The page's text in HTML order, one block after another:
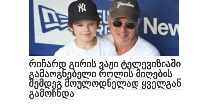
რიჩარდ გირის ვაჟი ტელევიზიაში
გამაოგნებელი როლის მიღების
შემდეგ მოულოდნელად ყველგან
გამოჩნდა